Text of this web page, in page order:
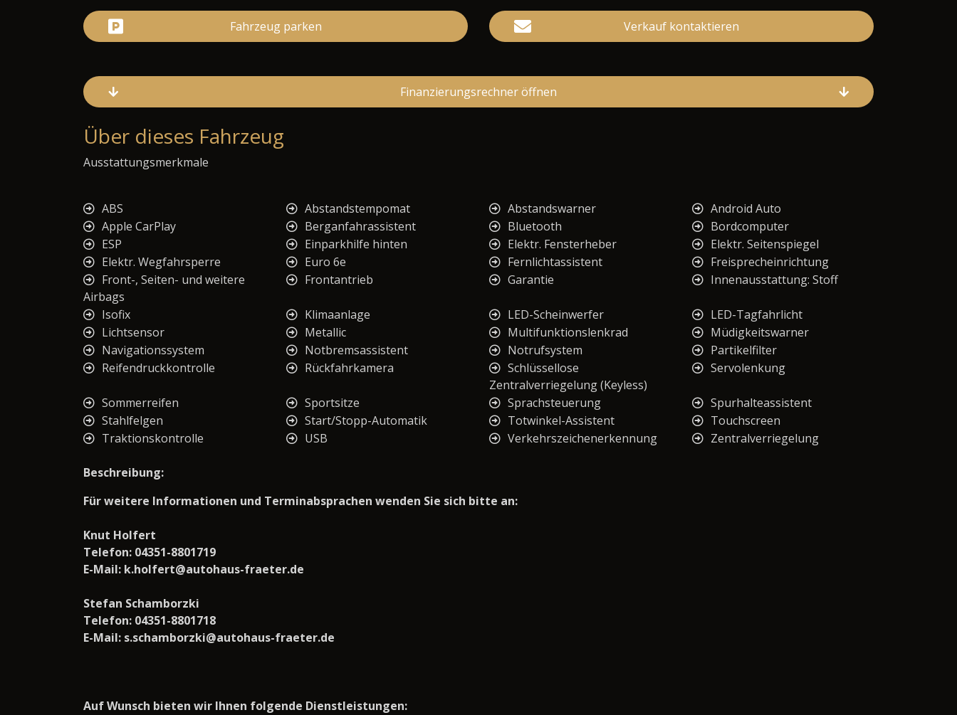
Fahrzeug parken Verkauf kontaktieren
Finanzierungsrechner öffnen
Über dieses Fahrzeug
Ausstattungsmerkmale
ABS Abstandstempomat Abstandswarner
Android Auto
Apple CarPlay
Berganfahrassistent Bluetooth
Bordcomputer
ESP
Einparkhilfe hinten Elektr. Fensterheber
Elektr. Seitenspiegel
Elektr. Wegfahrsperre
Euro 6e Fernlichtassistent
Freisprecheinrichtung
Front-, Seiten- und weitere
Airbags
Frontantrieb Garantie Innenausstattung: Stoff
Isofix Klimaanlage LED-Scheinwerfer
LED-Tagfahrlicht
Lichtsensor
Metallic Multifunktionslenkrad
Müdigkeitswarner
Navigationssystem
Notbremsassistent Notrufsystem
Partikelfilter
Reifendruckkontrolle
Rückfahrkamera
Schlüssellose
Zentralverriegelung (Keyless)
Servolenkung
Sommerreifen Sportsitze Sprachsteuerung
Spurhalteassistent
Stahlfelgen
Start/Stopp-Automatik Totwinkel-Assistent
Touchscreen
Traktionskontrolle
USB Verkehrszeichenerkennung Zentralverriegelung
Beschreibung:
Für weitere Informationen und Terminabsprachen wenden Sie sich bitte an:
Knut Holfert
Telefon: 04351-8801719
E-Mail: k.holfert@autohaus-fraeter.de
Stefan Schamborzki
Telefon: 04351-8801718
E-Mail: s.schamborzki@autohaus-fraeter.de
Auf Wunsch bieten wir Ihnen folgende Dienstleistungen: